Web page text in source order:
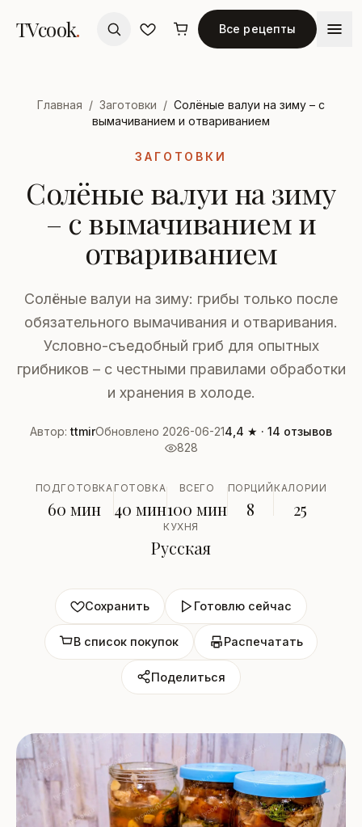
TVcook. Все рецепты
Главная / Заготовки / Солёные валуи на зиму – с
вымачиванием и отвариванием
ЗАГОТОВКИ
Солёные валуи на зиму
– с вымачиванием и
отвариванием
Солёные валуи на зиму: грибы только после
обязательного вымачивания и отваривания.
Условно-съедобный гриб для опытных
грибников – с честными правилами обработки
и хранения в холоде.
Автор:ttmirОбновлено 2026-06-214,4 ★ · 14 отзывов
828
ПОДГОТОВКА
60 мин
ГОТОВКА
40 мин
ВСЕГО
100 мин
ПОРЦИЙ
8
КАЛОРИИ
25
КУХНЯ
Русская
Сохранить Готовлю сейчас
В список покупок Распечатать
Поделиться